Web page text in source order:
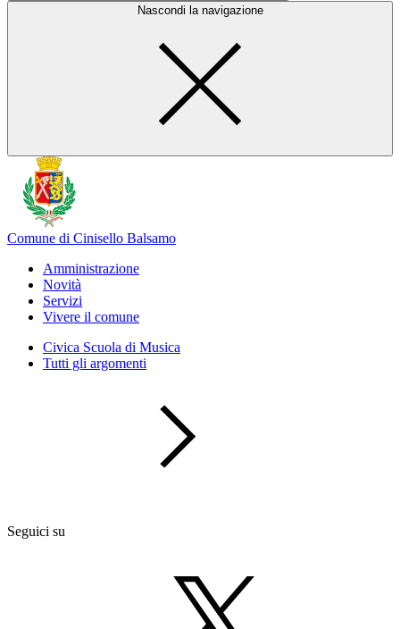
Nascondi la navigazione
Comune di Cinisello Balsamo
Amministrazione
Novità
Servizi
Vivere il comune
Civica Scuola di Musica
Tutti gli argomenti
Seguici su